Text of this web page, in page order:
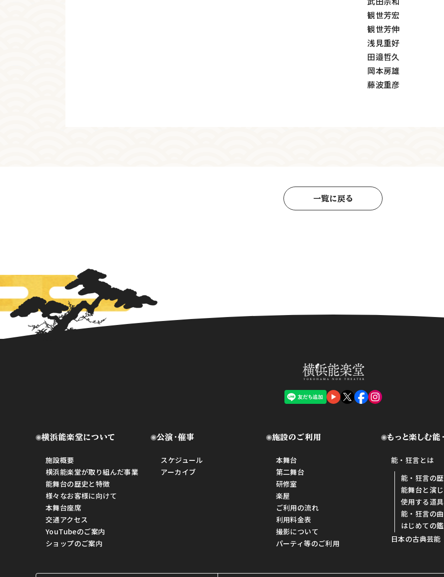
観世芳宏
観世芳伸
浅見重好
田邉哲久
岡本房雄
藤波重彦
一覧に戻る
横浜能楽堂について
施設概要
横浜能楽堂が取り組んだ事業
能舞台の歴史と特徴
様々なお客様に向けて
本舞台座席
交通アクセス
YouTubeのご案内
ショップのご案内
公演・催事
スケジュール
アーカイブ
施設のご利用
本舞台
第二舞台
研修室
楽屋
ご利用の流れ
利用料金表
撮影について
パーティ等のご利用
もっと楽しむ能
能・狂言とは
能・狂言の
能舞台と演
使用する道具
能・狂言の
はじめての
日本の古典芸能